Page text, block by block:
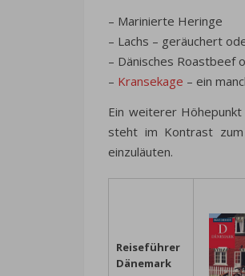
– Marinierte Heringe
– Lachs – geräuchert
– Dänisches Roastbeef
– Kransekage – ein
Ein weiterer
steht im Kontrast
einzuläuten.
Reiseführer
Dänemark